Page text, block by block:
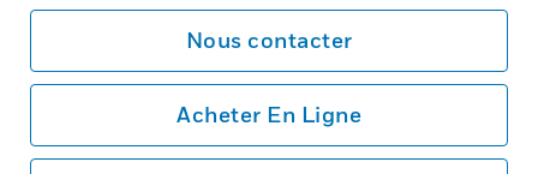
Nous contacter
Acheter En Ligne